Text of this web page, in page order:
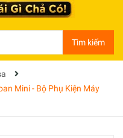
Tìm kiếm
Mini - Bộ Phụ Kiện Máy